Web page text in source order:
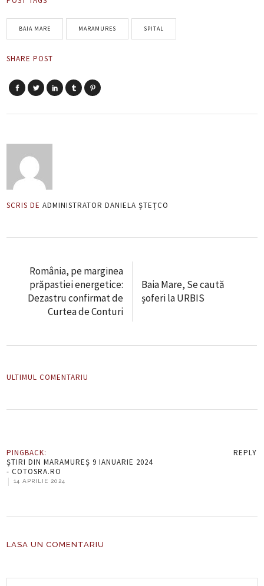
BAIA MARE MARAMURES SPITAL
SHARE POST
SCRIS DE ADMINISTRATOR DANIELA ȘTEȚCO
România, pe marginea
prăpastiei energetice:
Dezastru confirmat de
Curtea de Conturi
Baia Mare, Se caută
șoferi la URBIS
ULTIMUL COMENTARIU
PINGBACK:
ȘTIRI DIN MARAMUREȘ 9 IANUARIE 2024
- COTOSRA.RO
|
14 APRILIE 2024
REPLY
LASA UN COMENTARIU